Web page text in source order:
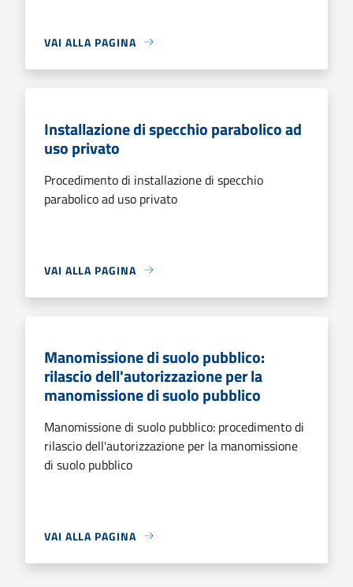
VAI ALLA PAGINA
Installazione di specchio parabolico ad
uso privato
Procedimento di installazione di specchio
parabolico ad uso privato
VAI ALLA PAGINA
Manomissione di suolo pubblico:
rilascio dell'autorizzazione per la
manomissione di suolo pubblico
Manomissione di suolo pubblico: procedimento di
rilascio dell'autorizzazione per la manomissione
di suolo pubblico
VAI ALLA PAGINA